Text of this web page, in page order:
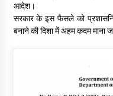
आदेश।
सरकार के इस फैसले को
बनाने की दिशा में अहम कदम माना